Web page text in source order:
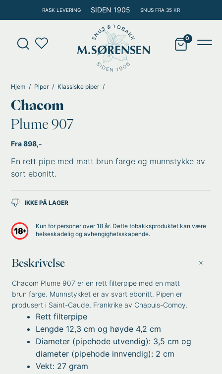
rett
innholdet
RASK LEVERING SIDEN 1905 SNUS FRA 35 KR
Products
search
Hjem Piper Klassiske piper
Chacom
Plume 907
Fra 898,-
En rett pipe med matt brun farge og munnstykke av
sort ebonitt.
IKKE PÅ LAGER
Kun for personer over 18 år. Dette tobakksproduktet kan være
helseskadelig og avhengighetsskapende.
Beskrivelse
Chacom Plume 907 er en rett filterpipe med en matt
brun farge. Munnstykket er av svart ebonitt. Pipen er
produsert i Saint-Caude, Frankrike av Chapuis-Comoy.
Rett filterpipe
Lengde 12,3 cm og høyde 4,2 cm
Diameter (pipehode utvendig): 3,5 cm og
diameter (pipehode innvendig): 2 cm
Vekt: 27 gram